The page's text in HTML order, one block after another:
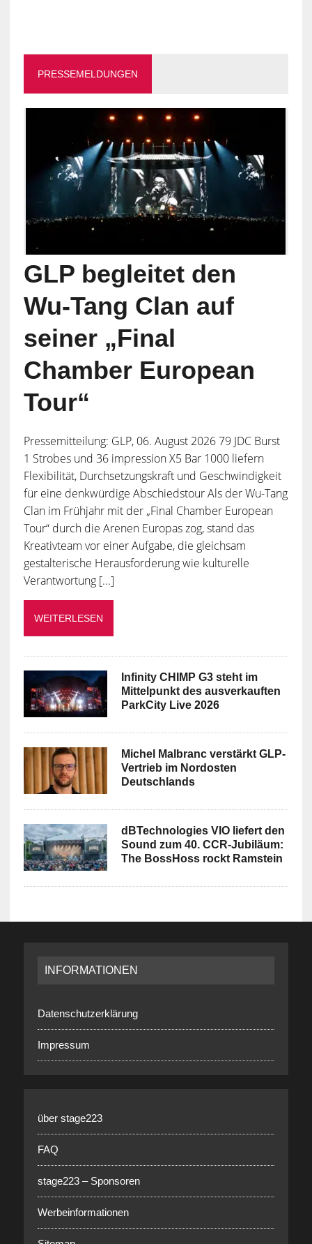
PRESSEMELDUNGEN
GLP begleitet den
Wu-Tang Clan auf
seiner „Final
Chamber European
Tour“
Pressemitteilung: GLP, 06. August 2026 79 JDC Burst
1 Strobes und 36 impression X5 Bar 1000 liefern
Flexibilität, Durchsetzungskraft und Geschwindigkeit
für eine denkwürdige Abschiedstour Als der Wu-Tang
Clan im Frühjahr mit der „Final Chamber European
Tour“ durch die Arenen Europas zog, stand das
Kreativteam vor einer Aufgabe, die gleichsam
gestalterische Herausforderung wie kulturelle
Verantwortung [...]
WEITERLESEN
Infinity CHIMP G3 steht im
Mittelpunkt des ausverkauften
ParkCity Live 2026
Michel Malbranc verstärkt GLP-
Vertrieb im Nordosten
Deutschlands
dBTechnologies VIO liefert den
Sound zum 40. CCR-Jubiläum:
The BossHoss rockt Ramstein
INFORMATIONEN
Datenschutzerklärung
Impressum
über stage223
FAQ
stage223 – Sponsoren
Werbeinformationen